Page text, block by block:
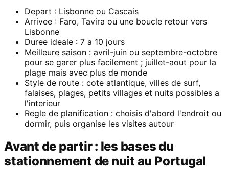
Depart : Lisbonne ou Cascais
Arrivee : Faro, Tavira ou une boucle retour vers
Lisbonne
Duree ideale : 7 a 10 jours
Meilleure saison : avril-juin ou septembre-octobre
pour se garer plus facilement ; juillet-aout pour la
plage mais avec plus de monde
Style de route : cote atlantique, villes de surf,
falaises, plages, petits villages et nuits possibles a
l'interieur
Regle de planification : choisis d'abord l'endroit ou
dormir, puis organise les visites autour
Avant de partir : les bases du
stationnement de nuit au Portugal